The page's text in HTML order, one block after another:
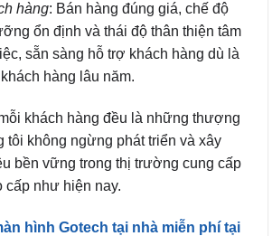
hàng: Bán hàng đúng giá, chế độ
ổn định và thái độ thân thiện tâm
sẵn sàng hỗ trợ khách hàng dù là
hàng lâu năm.
khách hàng đều là những thượng
tôi không ngừng phát triển và xây
bền vững trong thị trường cung cấp
cấp như hiện nay.
hình Gotech tại nhà miễn phí tại